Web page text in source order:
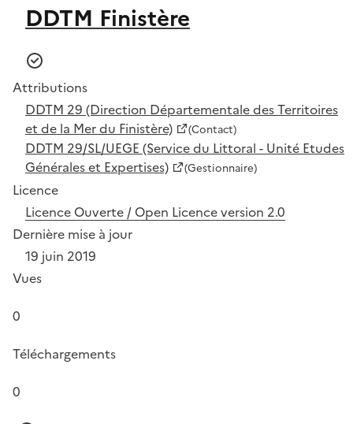
DDTM Finistère
Attributions
DDTM 29 (Direction Départementale des Territoires
et de la Mer du Finistère)
(Contact)
DDTM 29/SL/UEGE (Service du Littoral - Unité Etudes
Générales et Expertises)
(Gestionnaire)
Licence
Licence Ouverte / Open Licence version 2.0
Dernière mise à jour
19 juin 2019
Vues
0
Téléchargements
0